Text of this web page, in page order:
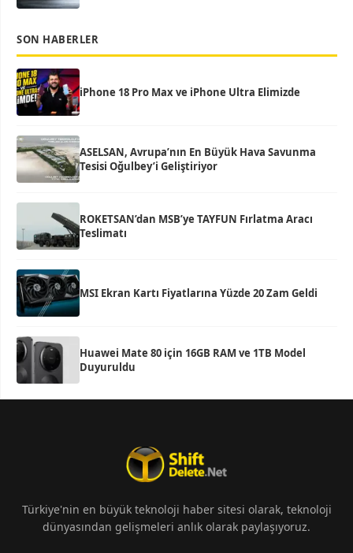
SON HABERLER
iPhone 18 Pro Max ve iPhone Ultra Elimizde
ASELSAN, Avrupa’nın En Büyük Hava Savunma
Tesisi Oğulbey’i Geliştiriyor
ROKETSAN’dan MSB’ye TAYFUN Fırlatma Aracı
Teslimatı
MSI Ekran Kartı Fiyatlarına Yüzde 20 Zam Geldi
Huawei Mate 80 için 16GB RAM ve 1TB Model
Duyuruldu
Türkiye'nin en büyük teknoloji haber sitesi olarak, teknoloji
dünyasından gelişmeleri anlık olarak paylaşıyoruz.